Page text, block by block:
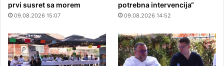
prvi susret sa morem
09.08.2026 15:07
potrebna intervencija“
09.08.2026 14:52